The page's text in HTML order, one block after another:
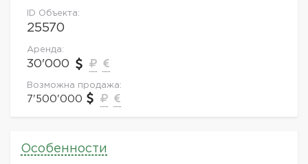
ID Объекта:
25570
Аренда:
30'000
Возможна продажа:
7'500'000
Особенности